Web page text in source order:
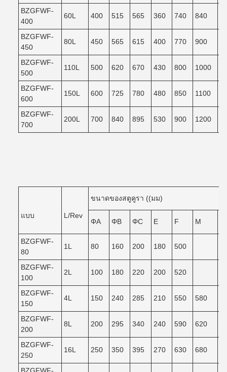
BZGFWF-
400
60L 400 515 565 360 740 840
BZGFWF-
450
80L 450 565 615 400 770 900
BZGFWF-
500
110L 500 620 670 430 800 1000
BZGFWF-
600
150L 600 725 780 480 850 1100
BZGFWF-
700
200L 700 840 895 530 900 1200
แบบ L/Rev
ขนาดของสตูคูรา ((มม)
ΦA ΦB ΦC E F M
BZGFWF-
80
1L 80 160 200 180 500
BZGFWF-
100
2L 100 180 220 200 520
BZGFWF-
150
4L 150 240 285 210 550 580
BZGFWF-
200
8L 200 295 340 240 590 620
BZGFWF-
250
16L 250 350 395 270 630 680